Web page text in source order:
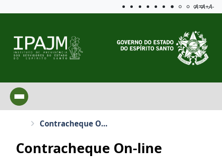
Aplicar
A=A+A-
Contracheque On-line
Contracheque On-line